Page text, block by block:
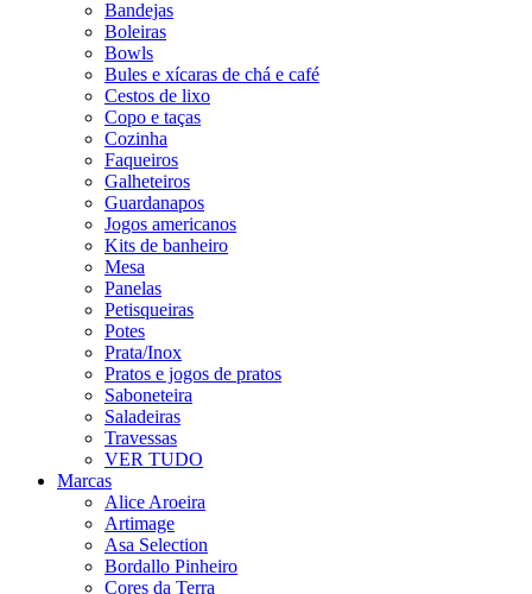
Bandejas
Boleiras
Bowls
Bules e xícaras de chá e café
Cestos de lixo
Copo e taças
Cozinha
Faqueiros
Galheteiros
Guardanapos
Jogos americanos
Kits de banheiro
Mesa
Panelas
Petisqueiras
Potes
Prata/Inox
Pratos e jogos de pratos
Saboneteira
Saladeiras
Travessas
VER TUDO
Marcas
Alice Aroeira
Artimage
Asa Selection
Bordallo Pinheiro
Cores da Terra